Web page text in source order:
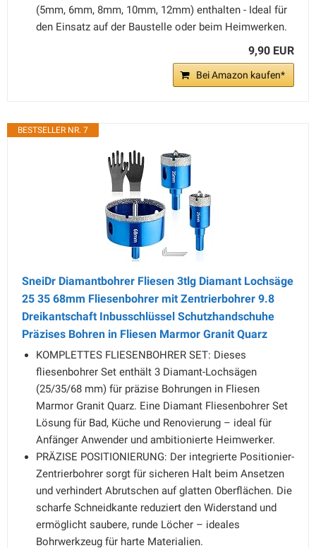
(5mm, 6mm, 8mm, 10mm, 12mm) enthalten - Ideal für
den Einsatz auf der Baustelle oder beim Heimwerken.
9,90 EUR
Bei Amazon kaufen*
BESTSELLER NR. 7
SneiDr Diamantbohrer Fliesen 3tlg Diamant Lochsäge
25 35 68mm Fliesenbohrer mit Zentrierbohrer 9.8
Dreikantschaft Inbusschlüssel Schutzhandschuhe
Präzises Bohren in Fliesen Marmor Granit Quarz
KOMPLETTES FLIESENBOHRER SET: Dieses
fliesenbohrer Set enthält 3 Diamant-Lochsägen
(25/35/68 mm) für präzise Bohrungen in Fliesen
Marmor Granit Quarz. Eine Diamant Fliesenbohrer Set
Lösung für Bad, Küche und Renovierung – ideal für
Anfänger Anwender und ambitionierte Heimwerker.
PRÄZISE POSITIONIERUNG: Der integrierte Positionier-
Zentrierbohrer sorgt für sicheren Halt beim Ansetzen
und verhindert Abrutschen auf glatten Oberflächen. Die
scharfe Schneidkante reduziert den Widerstand und
ermöglicht saubere, runde Löcher – ideales
Bohrwerkzeug für harte Materialien.